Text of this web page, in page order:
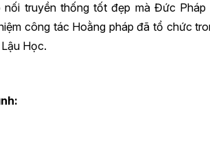
truyền thống tốt đẹp mà Đức
công tác Hoằng pháp đã tổ chức
Học.